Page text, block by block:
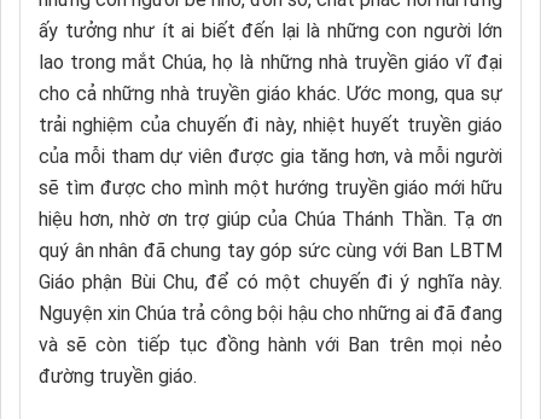
ấy tưởng như ít ai biết đến lại là những con người lớn
lao trong mắt Chúa, họ là những nhà truyền giáo vĩ đại
cho cả những nhà truyền giáo khác. Ước mong, qua sự
trải nghiệm của chuyến đi này, nhiệt huyết truyền giáo
của mỗi tham dự viên được gia tăng hơn, và mỗi người
sẽ tìm được cho mình một hướng truyền giáo mới hữu
hiệu hơn, nhờ ơn trợ giúp của Chúa Thánh Thần. Tạ ơn
quý ân nhân đã chung tay góp sức cùng với Ban LBTM
Giáo phận Bùi Chu, để có một chuyến đi ý nghĩa này.
Nguyện xin Chúa trả công bội hậu cho những ai đã đang
và sẽ còn tiếp tục đồng hành với Ban trên mọi nẻo
đường truyền giáo.